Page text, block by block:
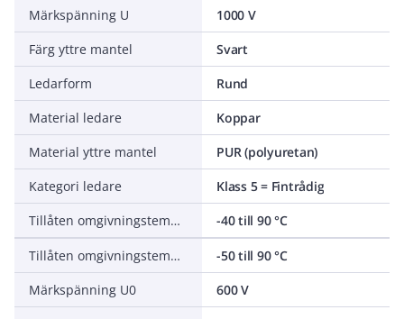
Märkspänning U
1000 V
Färg yttre mantel
Svart
Ledarform
Rund
Material ledare
Koppar
Material yttre mantel
PUR (polyuretan)
Kategori ledare
Klass 5 = Fintrådig
Tillåten omgivningstemperatur under montering/hantering
-40 till 90 °C
Tillåten omgivningstemperatur under drift utan vibrationer
-50 till 90 °C
Märkspänning U0
600 V